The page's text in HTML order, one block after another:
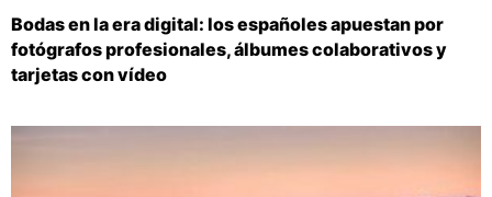
Bodas en la era digital: los españoles apuestan por
fotógrafos profesionales, álbumes colaborativos y
tarjetas con vídeo